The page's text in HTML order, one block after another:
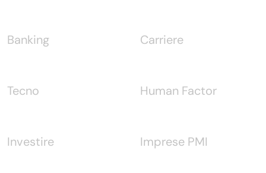
Banking
Tecno
Investire
Carriere
Human Factor
Imprese PMI